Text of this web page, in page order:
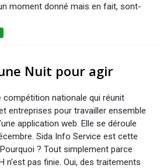
moment donné mais en fait, sont-
Nuit pour agir
compétition nationale qui réunit
entreprises pour travailler ensemble
application web. Elle se déroule
Sida Info Service est cette
? Tout simplement parce
n’est pas finie. Oui, des traitements